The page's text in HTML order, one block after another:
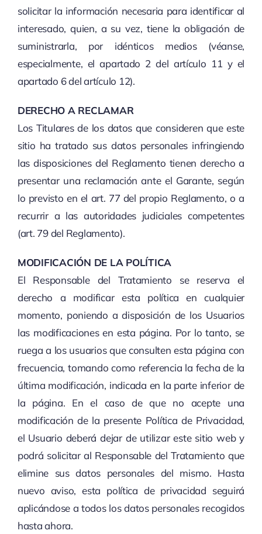
solicitar la información necesaria para identificar al
interesado, quien, a su vez, tiene la obligación de
suministrarla, por idénticos medios (véanse,
especialmente, el apartado 2 del artículo 11 y el
apartado 6 del artículo 12).
DERECHO A RECLAMAR
Los Titulares de los datos que consideren que este
sitio ha tratado sus datos personales infringiendo
las disposiciones del Reglamento tienen derecho a
presentar una reclamación ante el Garante, según
lo previsto en el art. 77 del propio Reglamento, o a
recurrir a las autoridades judiciales competentes
(art. 79 del Reglamento).
MODIFICACIÓN DE LA POLÍTICA
El Responsable del Tratamiento se reserva el
derecho a modificar esta política en cualquier
momento, poniendo a disposición de los Usuarios
las modificaciones en esta página. Por lo tanto, se
ruega a los usuarios que consulten esta página con
frecuencia, tomando como referencia la fecha de la
última modificación, indicada en la parte inferior de
la página. En el caso de que no acepte una
modificación de la presente Política de Privacidad,
el Usuario deberá dejar de utilizar este sitio web y
podrá solicitar al Responsable del Tratamiento que
elimine sus datos personales del mismo. Hasta
nuevo aviso, esta política de privacidad seguirá
aplicándose a todos los datos personales recogidos
hasta ahora.